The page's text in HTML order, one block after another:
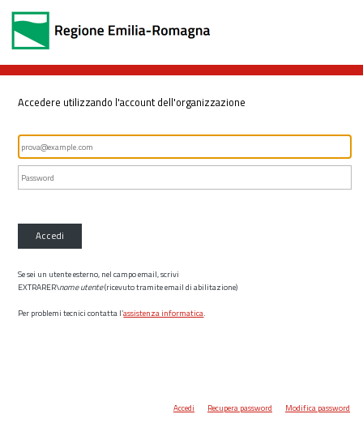
Accedere utilizzando l'account dell'organizzazione
Accedi
Se sei un utente esterno, nel campo email, scrivi
EXTRARER\nome utente(ricevuto tramite email di abilitazione)
Per problemi tecnici contatta l’assistenza informatica.
Accedi Recupera password Modifica password